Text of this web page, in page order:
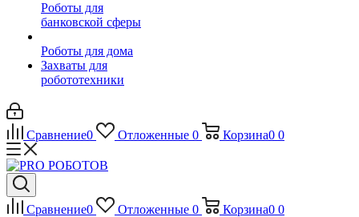
Роботы для
банковской сферы
Роботы для дома
Захваты для
робототехники
Сравнение0 Отложенные 0 Корзина0 0
Сравнение0 Отложенные 0 Корзина0 0